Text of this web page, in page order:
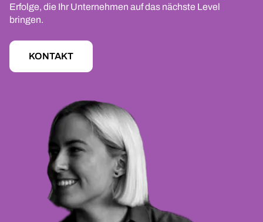
Erfolge, die Ihr Unternehmen auf das nächste Level
bringen.
KONTAKT